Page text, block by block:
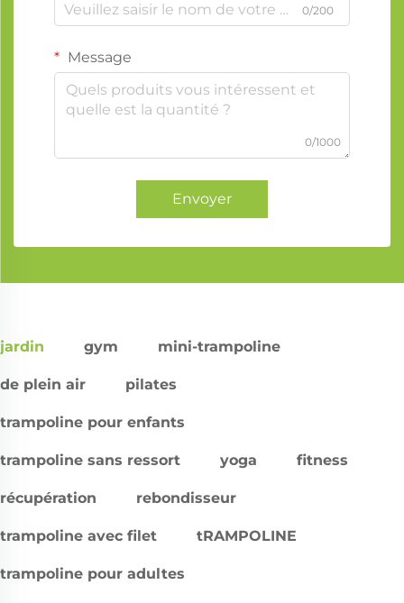
0/200
Message
0/1000
Envoyer
jardin gym mini-trampoline
de plein air pilates
trampoline pour enfants
trampoline sans ressort yoga fitness
récupération rebondisseur
trampoline avec filet tRAMPOLINE
trampoline pour adultes